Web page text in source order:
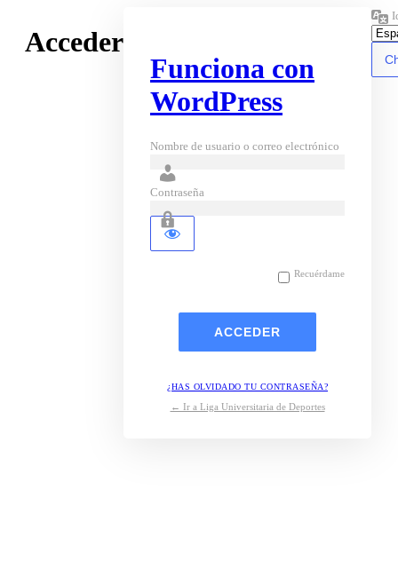
Acceder
Funciona con
WordPress
Nombre de usuario o correo electrónico
Contraseña
Recuérdame
¿HAS OLVIDADO TU CONTRASEÑA?
← Ir a Liga Universitaria de Deportes